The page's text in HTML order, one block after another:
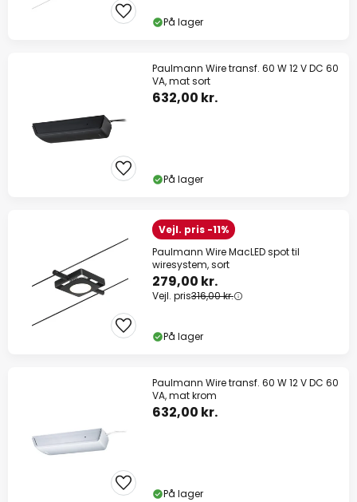
På lager
Paulmann Wire transf. 60 W 12 V DC 60
VA, mat sort
632,00 kr.
På lager
Vejl. pris -11%
Paulmann Wire MacLED spot til
wiresystem, sort
279,00 kr.
Vejl. pris316,00 kr.
På lager
Paulmann Wire transf. 60 W 12 V DC 60
VA, mat krom
632,00 kr.
På lager